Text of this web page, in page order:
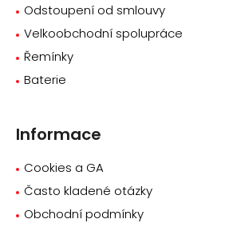
Odstoupení od smlouvy
Velkoobchodní spolupráce
Řemínky
Baterie
Informace
Cookies a GA
Často kladené otázky
Obchodní podmínky